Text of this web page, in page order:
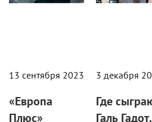
13 сентября 2023
«Европа
Плюс»
3 декабря
Где
Галь Гадот,